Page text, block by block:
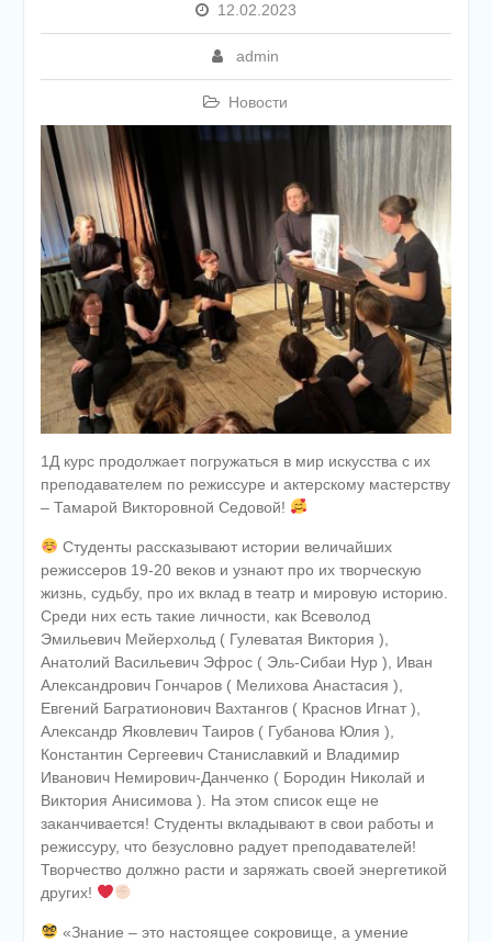
12.02.2023
admin
Новости
1Д курс продолжает погружаться в мир искусства с их
преподавателем по режиссуре и актерскому мастерству
– Тамарой Викторовной Седовой!
Студенты рассказывают истории величайших
режиссеров 19-20 веков и узнают про их творческую
жизнь, судьбу, про их вклад в театр и мировую историю.
Среди них есть такие личности, как Всеволод
Эмильевич Мейерхольд ( Гулеватая Виктория ),
Анатолий Васильевич Эфрос ( Эль-Сибаи Нур ), Иван
Александрович Гончаров ( Мелихова Анастасия ),
Евгений Багратионович Вахтангов ( Краснов Игнат ),
Александр Яковлевич Таиров ( Губанова Юлия ),
Константин Сергеевич Станиславкий и Владимир
Иванович Немирович-Данченко ( Бородин Николай и
Виктория Анисимова ). На этом список еще не
заканчивается! Студенты вкладывают в свои работы и
режиссуру, что безусловно радует преподавателей!
Творчество должно расти и заряжать своей энергетикой
других!
«Знание – это настоящее сокровище, а умение